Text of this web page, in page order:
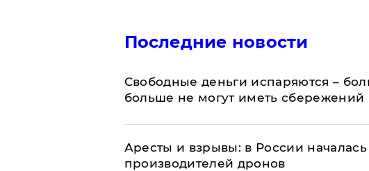
Последние новости
Свободные деньги испаряются –
больше не могут иметь сбережений
Аресты и взрывы: в России началась
производителей дронов